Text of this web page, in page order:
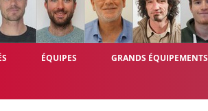
ÉQUIPES GRANDS ÉQUIPEMENTS